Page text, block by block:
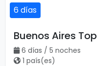
6 días
Buenos Aires Top
6 días / 5 noches
1 país(es)